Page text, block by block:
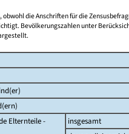
die Anschriften für die
Bevölkerungszahlen unter
Elternteile -
insgesamt